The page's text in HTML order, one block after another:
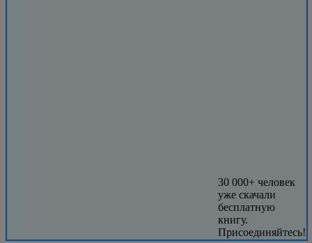
30 000+ человек
уже скачали
бесплатную
книгу.
Присоединяйтесь!